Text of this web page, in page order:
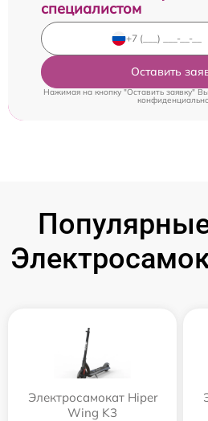
специалистом
Оставить
Нажимая на кнопку "Оставить заявку"
Электросамокат Hiper
Wing K3